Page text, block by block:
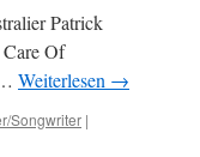
Patrick
Of
Weiterlesen →
Songwriter |